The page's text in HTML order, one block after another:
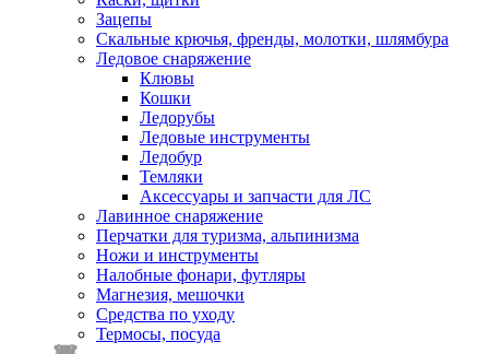
Зацепы
Скальные крючья, френды, молотки, шлямбура
Ледовое снаряжение
Клювы
Кошки
Ледорубы
Ледовые инструменты
Ледобур
Темляки
Аксессуары и запчасти для ЛС
Лавинное снаряжение
Перчатки для туризма, альпинизма
Ножи и инструменты
Налобные фонари, футляры
Магнезия, мешочки
Средства по уходу
Термосы, посуда